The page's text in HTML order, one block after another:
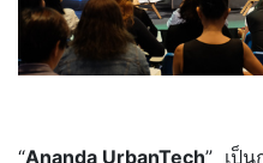
“Ananda UrbanTech” เป็น